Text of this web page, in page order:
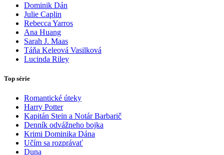
Dominik Dán
Julie Caplin
Rebecca Yarros
Ana Huang
Sarah J. Maas
Táňa Keleová Vasilková
Lucinda Riley
Top série
Romantické úteky
Harry Potter
Kapitán Stein a Notár Barbarič
Denník odvážneho bojka
Krimi Dominika Dána
Učím sa rozprávať
Duna